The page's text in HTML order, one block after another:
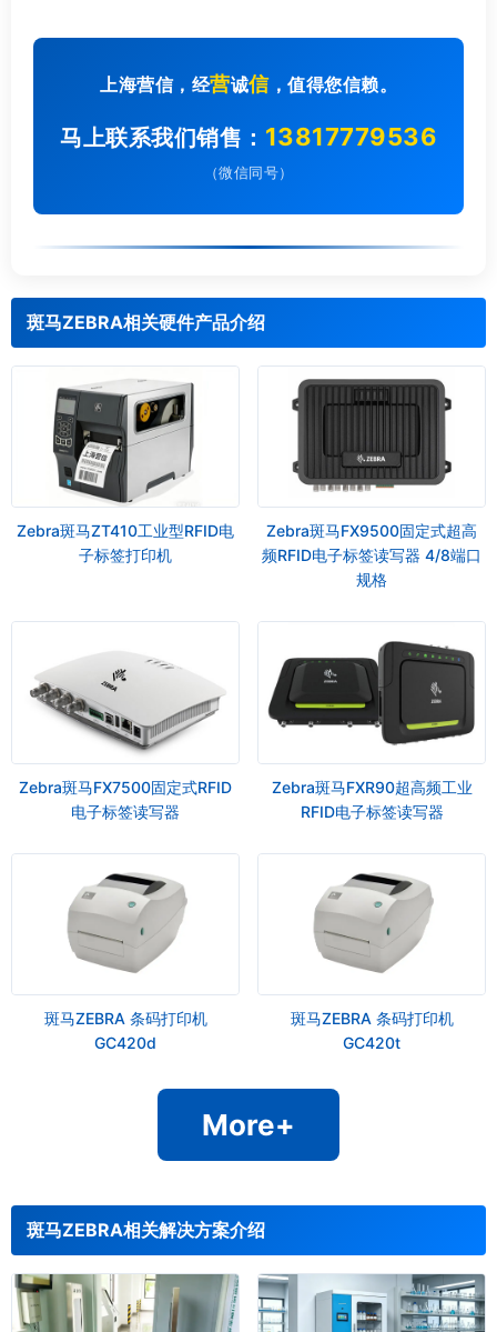
上海营信，经营诚信，值得您信赖。
马上联系我们销售： 13817779536
（微信同号）
斑马ZEBRA相关硬件产品介绍
Zebra斑马ZT410工业型RFID电
子标签打印机
Zebra斑马FX9500固定式超高
频RFID电子标签读写器 4/8端口
规格
Zebra斑马FX7500固定式RFID
电子标签读写器
Zebra斑马FXR90超高频工业
RFID电子标签读写器
斑马ZEBRA 条码打印机
GC420d
斑马ZEBRA 条码打印机
GC420t
More+
斑马ZEBRA相关解决方案介绍